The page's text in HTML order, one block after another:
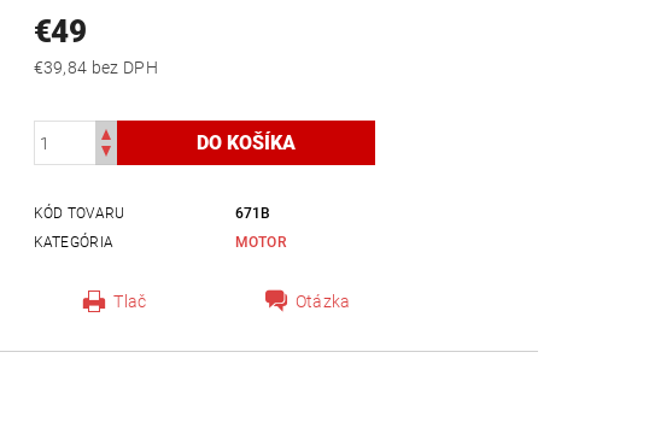
€49
€39,84 bez DPH
KÓD TOVARU
671B
KATEGÓRIA
MOTOR
Tlač Otázka